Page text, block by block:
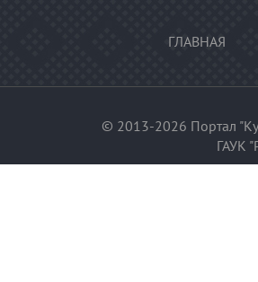
ГЛАВНАЯ
© 2013-2026 Портал
ГАУК